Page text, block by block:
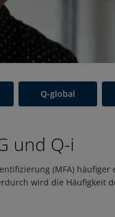
Q-global
und Q-i
(MFA)
wird die Häufigkeit